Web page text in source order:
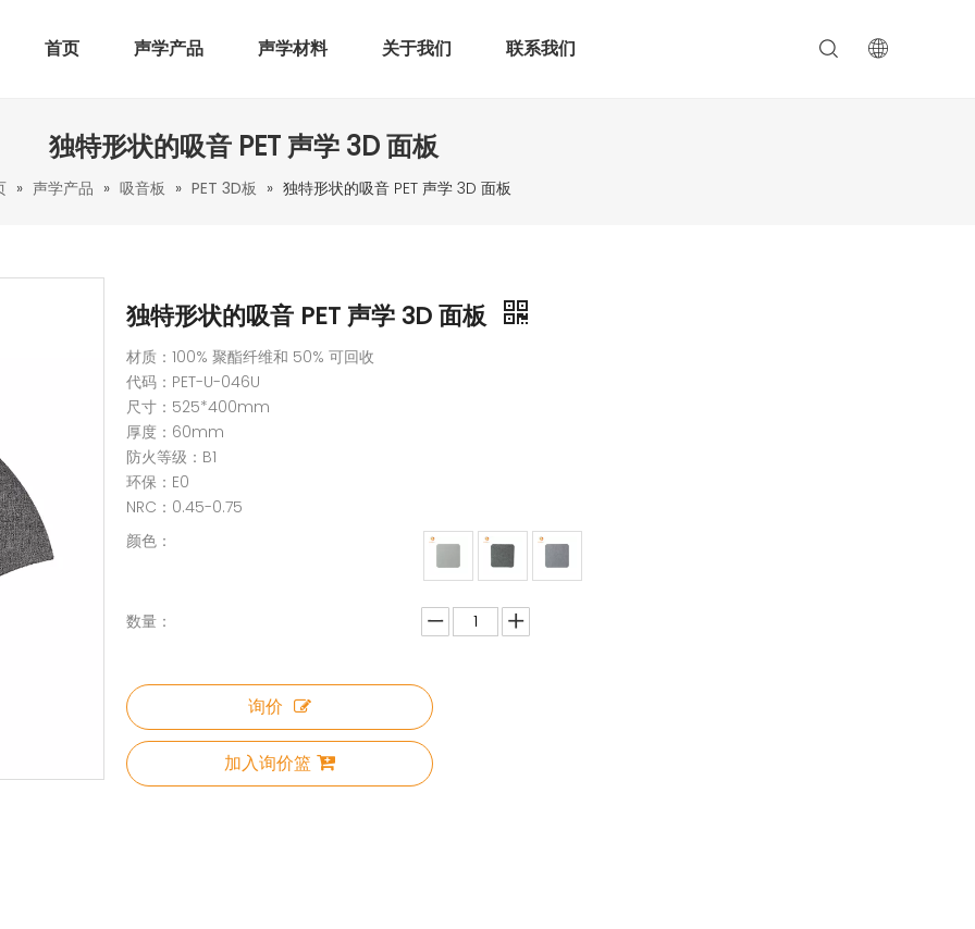
首页 声学产品 声学材料 关于我们 联系我们
独特形状的吸音 PET 声学 3D 面板
» 声学产品 » 吸音板 » PET 3D板 » 独特形状的吸音 PET 声学 3D 面板
独特形状的吸音 PET 声学 3D 面板
材质：100% 聚酯纤维和 50% 可回收
代码：PET-U-046U
尺寸：525*400mm
厚度：60mm
防火等级：B1
环保：E0
NRC：0.45-0.75
颜色：
数量：
询价
加入询价篮